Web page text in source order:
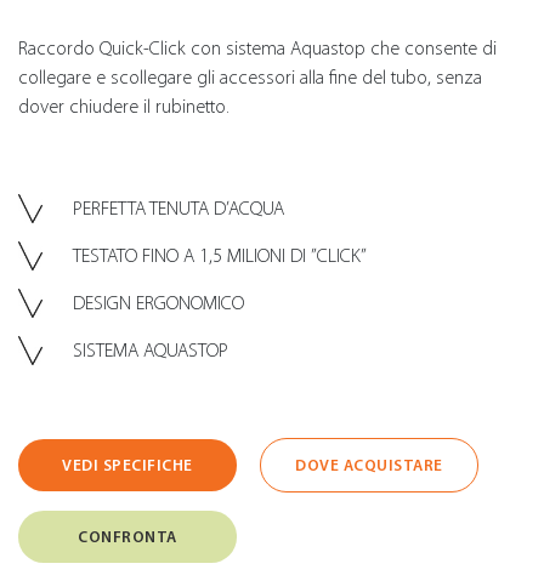
Raccordo Quick-Click con sistema Aquastop che consente di
collegare e scollegare gli accessori alla fine del tubo, senza
dover chiudere il rubinetto.
PERFETTA TENUTA D’ACQUA
TESTATO FINO A 1,5 MILIONI DI ”CLICK”
DESIGN ERGONOMICO
SISTEMA AQUASTOP
VEDI SPECIFICHE DOVE ACQUISTARE
CONFRONTA